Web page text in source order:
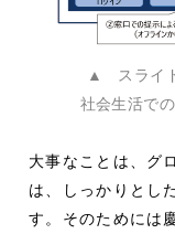
▲ スライド
社会生活で
大事なことは、グ
は、しっかりとし
す。そのためには